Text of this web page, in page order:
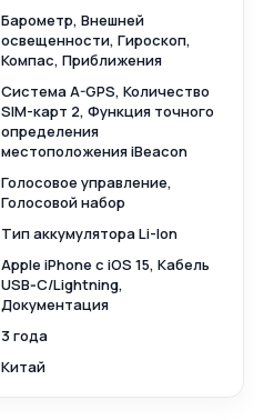
Барометр, Внешней
освещенности, Гироскоп,
Компас, Приближения
Cистема A-GPS, Количество
SIM-карт 2, Функция точного
определения
местоположения iBeacon
Голосовое управление,
Голосовой набор
Тип аккумулятора Li-Ion
Apple iPhone с iOS 15, Кабель
USB‑C/Lightning,
Документация
3 года
Китай